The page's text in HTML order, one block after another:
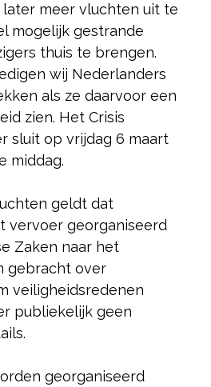
later meer vluchten uit te
mogelijk gestrande
thuis te brengen.
wij Nederlanders
als ze daarvoor een
zien. Het Crisis
sluit op vrijdag 6 maart
middag.
geldt dat
vervoer georganiseerd
Zaken naar het
gebracht over
veiligheidsredenen
publiekelijk geen
georganiseerd